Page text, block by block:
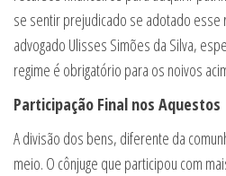
se sentir prejudicado se adotado esse
advogado Ulisses Simões da Silva,
regime é obrigatório para os noivos
Participação Final nos Aquestos
A divisão dos bens, diferente da
meio. O cônjuge que participou com